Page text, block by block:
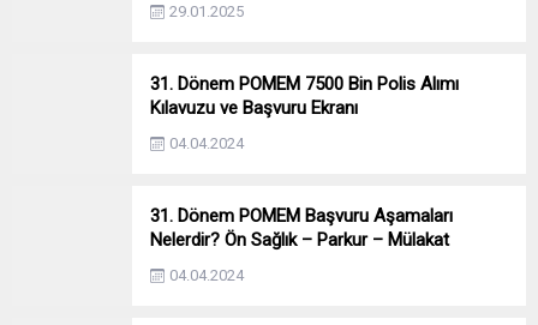
29.01.2025
31. Dönem POMEM 7500 Bin Polis Alımı
Kılavuzu ve Başvuru Ekranı
04.04.2024
31. Dönem POMEM Başvuru Aşamaları
Nelerdir? Ön Sağlık – Parkur – Mülakat
04.04.2024